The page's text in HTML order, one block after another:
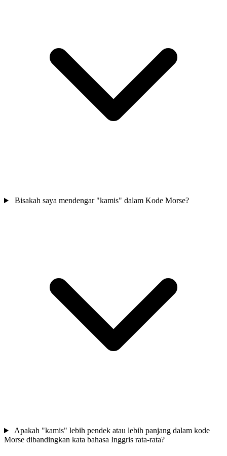
Bisakah saya mendengar "kamis" dalam Kode Morse?
Apakah "kamis" lebih pendek atau lebih panjang dalam kode
Morse dibandingkan kata bahasa Inggris rata-rata?